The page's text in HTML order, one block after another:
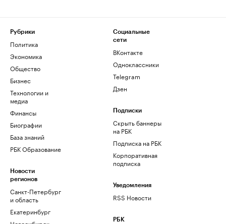
Рубрики
Политика
Экономика
Общество
Бизнес
Технологии и
медиа
Финансы
Биографии
База знаний
РБК Образование
Новости
регионов
Санкт-Петербург
и область
Екатеринбург
Социальные
сети
ВКонтакте
Одноклассники
Telegram
Дзен
Подписки
Скрыть баннеры
на РБК
Подписка на РБК
Корпоративная
подписка
Уведомления
RSS Новости
РБК